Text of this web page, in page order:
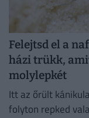
Felejtsd el a
házi trükk,
molylepkét
Itt az őrült
folyton repked